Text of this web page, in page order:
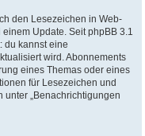
den Lesezeichen in Web-
Update. Seit phpBB 3.1
du kannst eine
wird. Abonnements
eines Themas oder eines
für Lesezeichen und
„Benachrichtigungen